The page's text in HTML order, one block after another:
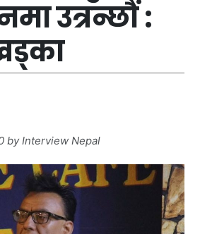
उत्रन्छौं :
byInterview Nepal